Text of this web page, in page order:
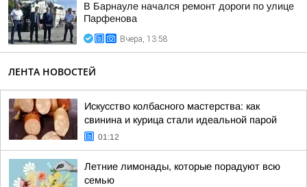
В Барнауле начался ремонт дороги по улице
Парфенова
Вчера, 13:58
ЛЕНТА НОВОСТЕЙ
Искусство колбасного мастерства: как
свинина и курица стали идеальной парой
01:12
Летние лимонады, которые порадуют всю
семью